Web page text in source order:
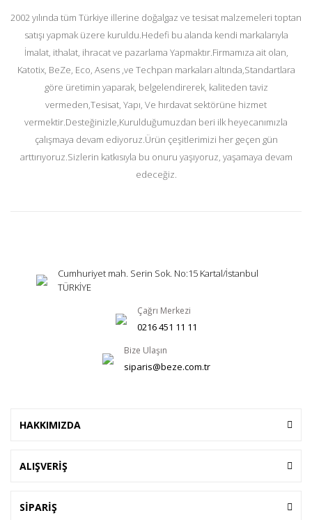
2002 yılında tüm Türkiye illerine doğalgaz ve tesisat malzemeleri toptan
satışı yapmak üzere kuruldu.Hedefi bu alanda kendi markalarıyla
İmalat, ithalat, ihracat ve pazarlama Yapmaktır.Firmamıza ait olan,
Katotix, BeZe, Eco, Asens ,ve Techpan markaları altında,Standartlara
göre üretimin yaparak, belgelendirerek, kaliteden taviz
vermeden,Tesisat, Yapı, Ve hırdavat sektörüne hizmet
vermektir.Desteğinizle,Kurulduğumuzdan beri ilk heyecanımızla
çalışmaya devam ediyoruz.Ürün çeşitlerimizi her geçen gün
arttırıyoruz.Sizlerin katkısıyla bu onuru yaşıyoruz, yaşamaya devam
edeceğiz.
Cumhuriyet mah. Serin Sok. No:15 Kartal/İstanbul
TÜRKİYE
Çağrı Merkezi
0216 451 11 11
Bize Ulaşın
siparis@beze.com.tr
HAKKIMIZDA
ALIŞVERİŞ
SİPARİŞ